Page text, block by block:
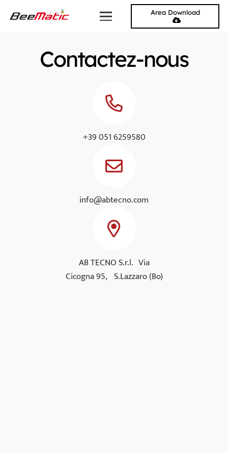
Area Download
Contactez-nous
+39 051 6259580
info@abtecno.com
AB TECNO S.r.l. Via
Cicogna 95, S.Lazzaro (Bo)